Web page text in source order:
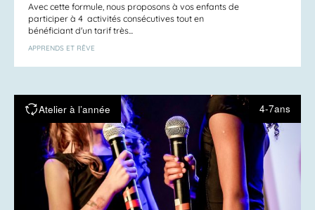
Avec cette formule, nous proposons à vos enfants de
participer à 4 activités consécutives tout en
bénéficiant d'un tarif très...
APPRENDS ET RÊVE
Atelier à l’année 4-7ans